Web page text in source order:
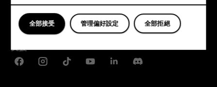
關於
Planet and people
支援
FacebookInstagramTiktokYoutubeLinkedinDiscord
全部拒絕
管理偏好設定
全部接受